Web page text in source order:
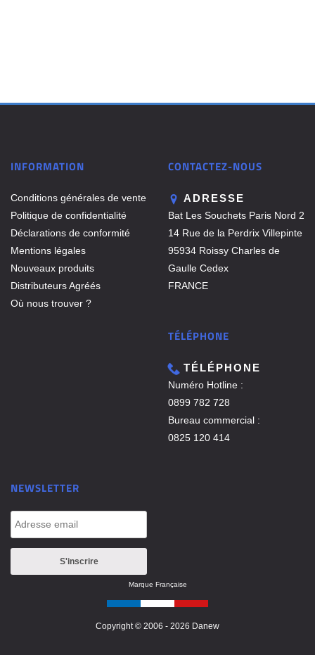
INFORMATION
Conditions générales de vente
Politique de confidentialité
Déclarations de conformité
Mentions légales
Nouveaux produits
Distributeurs Agréés
Où nous trouver ?
CONTACTEZ-NOUS
ADRESSE
Bat Les Souchets Paris Nord 2
14 Rue de la Perdrix Villepinte
95934 Roissy Charles de
Gaulle Cedex
FRANCE
TÉLÉPHONE
TÉLÉPHONE
Numéro Hotline :
0899 782 728
Bureau commercial :
0825 120 414
NEWSLETTER
Marque Française
Copyright © 2006 - 2026 Danew